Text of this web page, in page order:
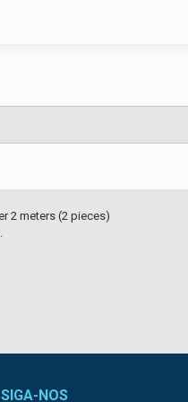
2 meters (2 pieces)
SIGA-NOS